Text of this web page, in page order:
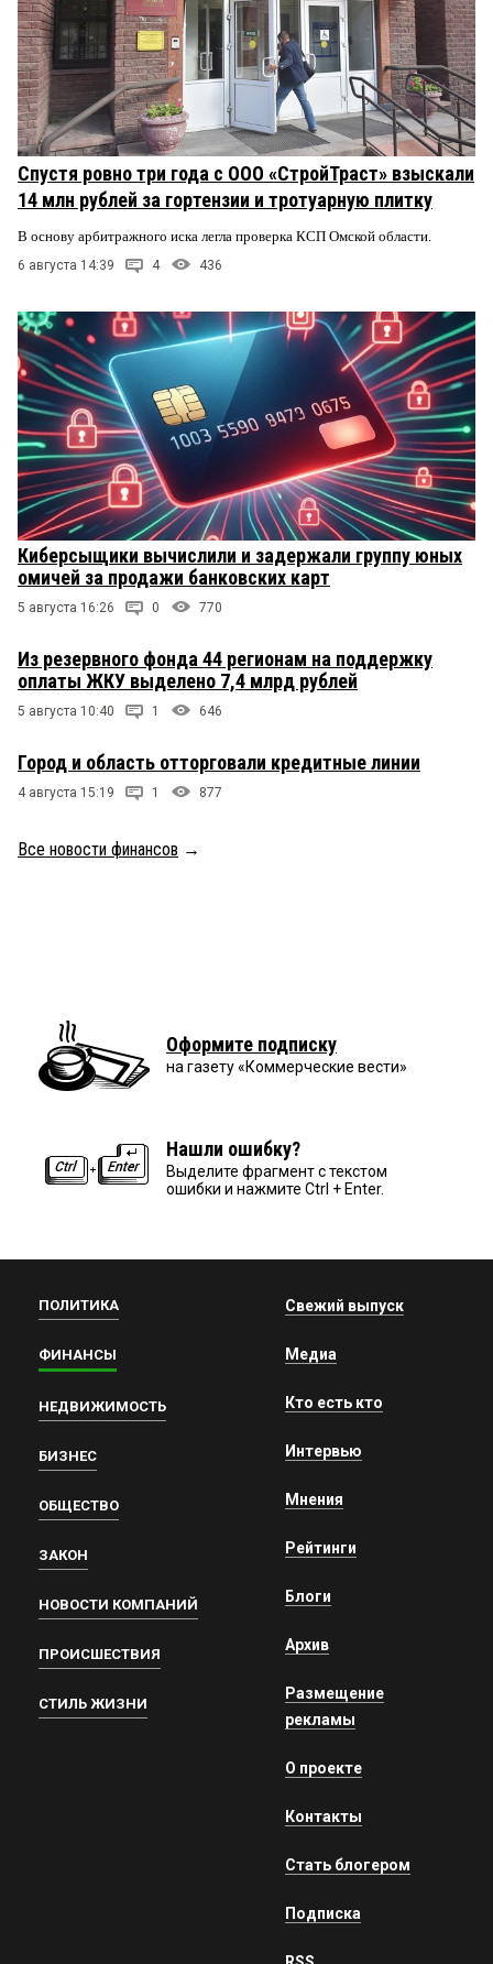
Спустя ровно три года с ООО «СтройТраст» взыскали
14 млн рублей за гортензии и тротуарную плитку
В основу арбитражного иска легла проверка КСП Омской области.
6 августа 14:39 4 436
Киберсыщики вычислили и задержали группу юных
омичей за продажи банковских карт
5 августа 16:26 0 770
Из резервного фонда 44 регионам на поддержку
оплаты ЖКУ выделено 7,4 млрд рублей
5 августа 10:40 1 646
Город и область отторговали кредитные линии
4 августа 15:19 1 877
Все новости финансов →
Оформите подписку
на газету «Коммерческие вести»
Нашли ошибку?
Выделите фрагмент с текстом
ошибки и нажмите Ctrl + Enter.
ПОЛИТИКА
ФИНАНСЫ
НЕДВИЖИМОСТЬ
БИЗНЕС
ОБЩЕСТВО
ЗАКОН
НОВОСТИ КОМПАНИЙ
ПРОИСШЕСТВИЯ
СТИЛЬ ЖИЗНИ
Свежий выпуск
Медиа
Кто есть кто
Интервью
Мнения
Рейтинги
Блоги
Архив
Размещение
рекламы
О проекте
Контакты
Стать блогером
Подписка